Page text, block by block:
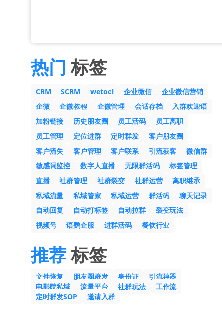
热门 标签
CRM SCRM wetool 企业微信
企业微信营销
企微
企微教程 企微管理 会话存档
入群欢迎语
加粉链接
历史朋友圈 员工活码
员工离职
员工管理
定位进群 定时群发
客户朋友圈
客户流失
客户管理 客户联系 引流获客
微信群
敏感词监控
数字人直播 无限群活码
标签管理
直播
社群管理 社群裂变 社群运营
离职继承
私域流量
私域管家 私域运营 群活码
聊天记录
自动回复
自动打标签 自动拉群
裂变玩法
视频号
语鹦企服 进群活码 餐饮行业
推荐标签
文件恢复 朋友圈群发 身份证
引流神器
电影院私域
流量平台 社群玩法
工作流
定时群发SOP
邀请入群